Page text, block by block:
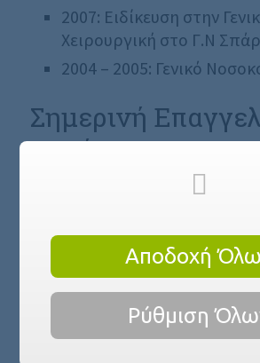
2007: Ειδίκευση στην
Χειρουργική στο Γ.Ν
2004 – 2005: Γενικό
Σημερινή
Κατάσταση
Διευθυντής Ορθοπαιδικης
Μικροχειρουργικής
Ιδιωτικό Ιατρείο στο
Συνεργάτης πολλών
Αποδοχή
Ρύθμιση